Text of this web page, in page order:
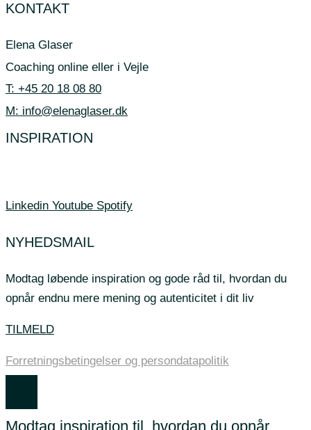
KONTAKT
Elena Glaser
Coaching online eller i Vejle
T: +45 20 18 08 80
M: info@elenaglaser.dk
INSPIRATION
Linkedin Youtube Spotify
NYHEDSMAIL
Modtag løbende inspiration og gode råd til, hvordan du
opnår endnu mere mening og autenticitet i dit liv
TILMELD
Forretningsbetingelser og persondatapolitik
Modtag inspiration til, hvordan du opnår